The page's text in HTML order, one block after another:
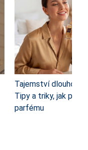
Tajemství
Tipy a triky, jak
parfému